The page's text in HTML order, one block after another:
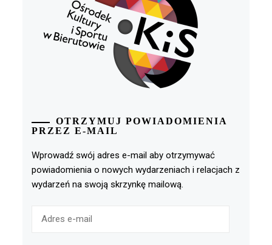
OTRZYMUJ POWIADOMIENIA
PRZEZ E-MAIL
Wprowadź swój adres e-mail aby otrzymywać
powiadomienia o nowych wydarzeniach i relacjach z
wydarzeń na swoją skrzynkę mailową.